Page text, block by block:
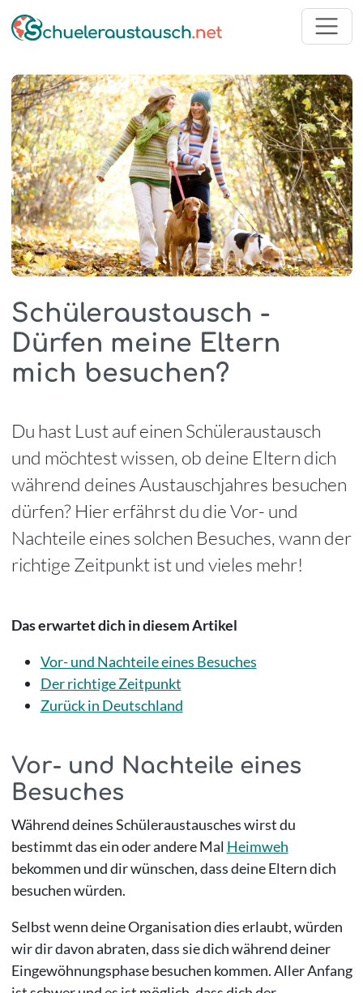
Schüleraustausch -
Dürfen meine Eltern
mich besuchen?
Du hast Lust auf einen Schüleraustausch
und möchtest wissen, ob deine Eltern dich
während deines Austauschjahres besuchen
dürfen? Hier erfährst du die Vor- und
Nachteile eines solchen Besuches, wann der
richtige Zeitpunkt ist und vieles mehr!
Das erwartet dich in diesem Artikel
Vor- und Nachteile eines Besuches
Der richtige Zeitpunkt
Zurück in Deutschland
Vor- und Nachteile eines
Besuches
Während deines Schüleraustausches wirst du
bestimmt das ein oder andere Mal Heimweh
bekommen und dir wünschen, dass deine Eltern dich
besuchen würden.
Selbst wenn deine Organisation dies erlaubt, würden
wir dir davon abraten, dass sie dich während deiner
Eingewöhnungsphase besuchen kommen. Aller Anfang